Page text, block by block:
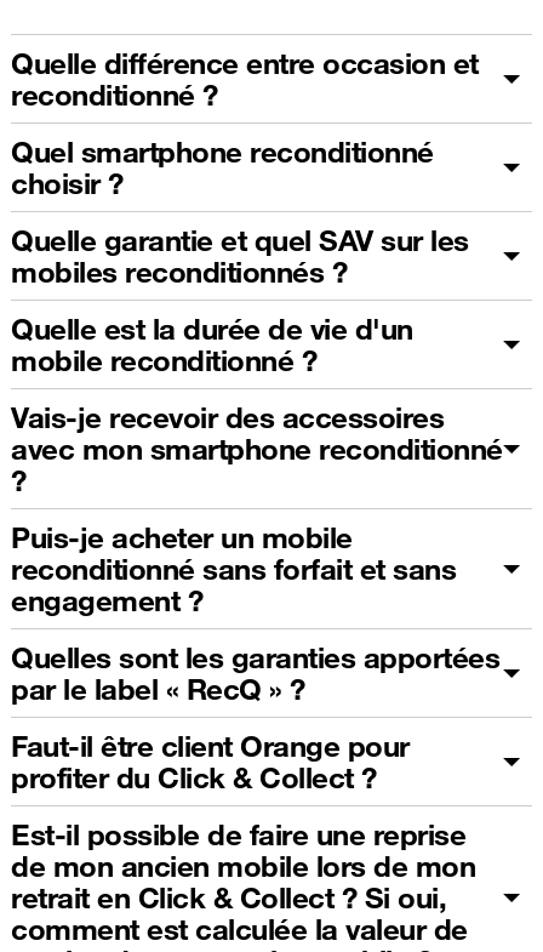
Quelle différence entre occasion et
reconditionné ?
Quel smartphone reconditionné
choisir ?
Quelle garantie et quel SAV sur les
mobiles reconditionnés ?
Quelle est la durée de vie d'un
mobile reconditionné ?
Vais-je recevoir des accessoires
avec mon smartphone reconditionné
?
Puis-je acheter un mobile
reconditionné sans forfait et sans
engagement ?
Quelles sont les garanties apportées
par le label « RecQ » ?
Faut-il être client Orange pour
profiter du Click & Collect ?
Est-il possible de faire une reprise
de mon ancien mobile lors de mon
retrait en Click & Collect ? Si oui,
comment est calculée la valeur de